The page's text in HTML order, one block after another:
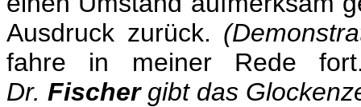
Ausdruck zurück.
fahre in meiner Rede
Dr. Fischergibt das